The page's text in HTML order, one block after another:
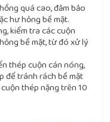
quá cao, đảm bảo
hư hỏng bề mặt.
kiểm tra các cuộn
bề mặt, từ đó xử lý
thép cuộn cán nóng,
để tránh rách bề mặt
thép nặng trên 10